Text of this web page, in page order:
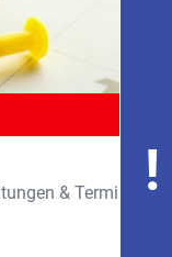
& Termine